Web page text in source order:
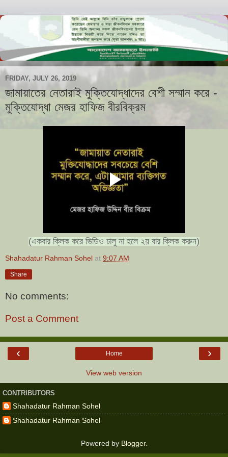
FRIDAY, JULY 26, 2019
জামায়াতের নেতারাই মুক্তিযোদ্ধাদের বেশী সম্মান করে -
মুক্তিযোদ্ধা মেজর হাফিজ বীরবিক্রম
(একবার ক্লিক করে ভিডিও চালু না হলে ২য় বার ক্লিক করুন)
Shahadatur Rahman Sohel at 9:07 AM
Share
No comments:
Post a Comment
‹ ›
Home
View web version
CONTRIBUTORS
Shahadatur Rahman Sohel
Shahadatur Rahman Sohel
Powered by Blogger.